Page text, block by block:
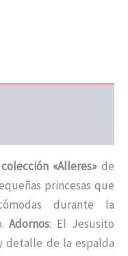
«Alleres» de
princesas que
durante la
Adornos: El Jesusito
detalle de la espalda